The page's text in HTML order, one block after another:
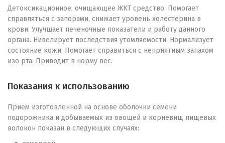
Детоксикационное, очищающее ЖКТ средство. Помогает
справляться с запорами, снижает уровень холестерина в
крови. Улучшает печеночные показатели и работу данного
органа. Нивелирует последствия утомляемости. Нормализует
состояние кожи. Помогает справиться с неприятным запахом
изо рта. Приводит в норму вес.
Показания к использованию
Прием изготовленной на основе оболочки семени
подорожника и добываемых из овощей и корневищ пищевых
волокон показан в следующих случаях: